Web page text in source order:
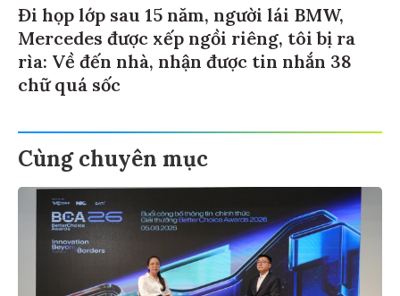
Đi họp lớp sau 15 năm, người lái BMW,
Mercedes được xếp ngồi riêng, tôi bị ra
rìa: Về đến nhà, nhận được tin nhắn 38
chữ quá sốc
Cùng chuyên mục